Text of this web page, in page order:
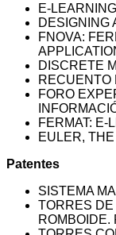
E-
DESIGNING
FNOVA:
DISCRETE
RECUENTO
FORO
FERMAT: E-
EULER,
Patentes
SISTEMA
TORRES
ROMBOIDE.